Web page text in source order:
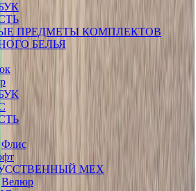
ПРЕДМЕТЫ КОМПЛЕКТОВ
БЕЛЬЯ
Флис
МЕХ
Велюр